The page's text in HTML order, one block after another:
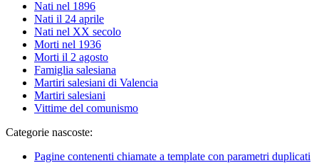
Nati nel 1896
Nati il 24 aprile
Nati nel XX secolo
Morti nel 1936
Morti il 2 agosto
Famiglia salesiana
Martiri salesiani di Valencia
Martiri salesiani
Vittime del comunismo
Categorie nascoste:
Pagine contenenti chiamate a template con parametri duplicati